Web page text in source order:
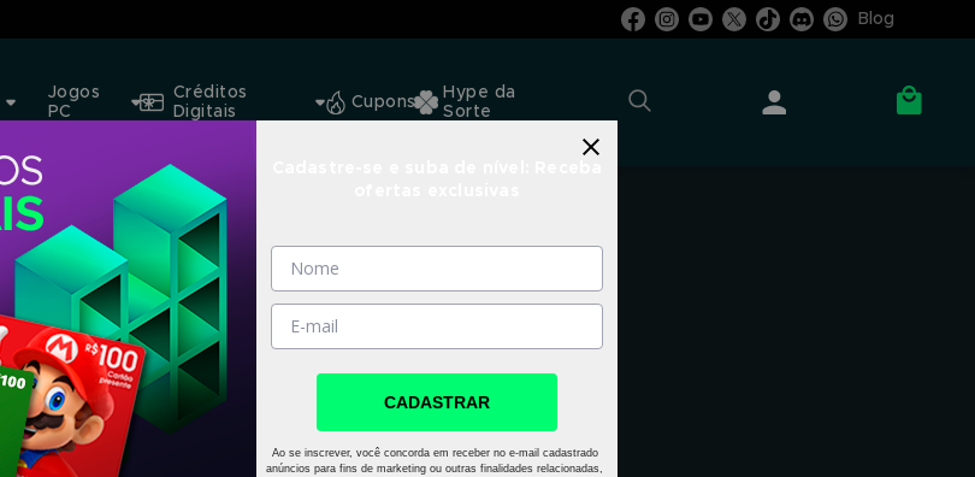
Blog
Jogos
PC
Créditos
Digitais
Cupons
Hype da
Sorte
CADASTRAR
Ao se inscrever, você concorda em receber no e-mail cadastrado
anúncios para fins de marketing ou outras finalidades relacionadas,